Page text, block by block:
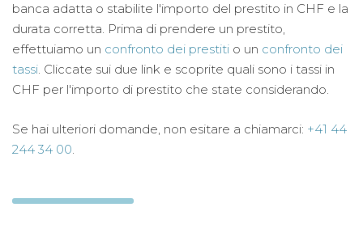
banca adatta o stabilite l'importo del prestito in CHF e la
durata corretta. Prima di prendere un prestito,
effettuiamo un confronto dei prestiti o un confronto dei
tassi. Cliccate sui due link e scoprite quali sono i tassi in
CHF per l'importo di prestito che state considerando.
Se hai ulteriori domande, non esitare a chiamarci: +41 44
244 34 00.